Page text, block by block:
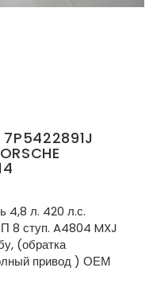
4,8 л. 420 л.с.
8 ступ. A4804 MXJ
(обратка
привод ) ОЕМ